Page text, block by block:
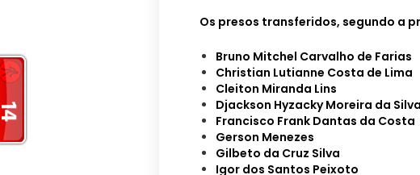
Os presos transferidos, segundo a
Bruno Mitchel Carvalho de Farias
Christian Lutianne Costa de Lima
Cleiton Miranda Lins
Djackson Hyzacky Moreira da Silva
Francisco Frank Dantas da Costa
Gerson Menezes
Gilbeto da Cruz Silva
Igor dos Santos Peixoto